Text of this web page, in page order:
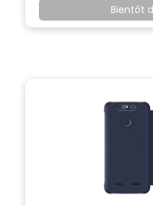
Bientôt